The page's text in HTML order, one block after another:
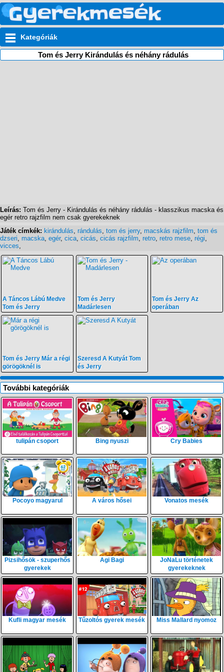
Kategóriák
Tom és Jerry Kirándulás és néhány rádulás
Leírás: Tom és Jerry - Kirándulás és néhány rádulás - klasszikus macska és
egér retro rajzfilm nem csak gyerekeknek
Játék címkék: kirándulás, rándulás, tom és jerry, macskás rajzfilm, tom és
dzseri, macska, egér, cica, cicás, cicás rajzfilm, retro, retro mese, régi,
vicces,
A Táncos Lábú Medve
Tom és Jerry
Tom és Jerry
Madárlesen
Tom és Jerry Az
operában
Tom és Jerry Már a régi
görögöknél is
Szeresd A Kutyát Tom
és Jerry
További kategóriák
tulipán csoport Bing nyuszi Cry Babies
Pocoyo magyarul A város hősei Vonatos mesék
Pizsihősök - szuperhős
gyerekek
Agi Bagi
JoNaLu történetek
gyerekeknek
Kufli magyar mesék Tűzoltós gyerek mesék Miss Mallard nyomoz